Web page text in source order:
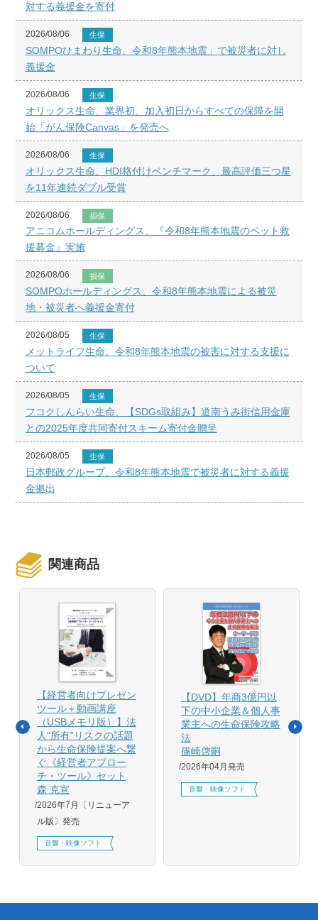
対する義援金を寄付
2026/08/06 生保
SOMPOひまわり生命、令和8年熊本地震」で被災者に対し
義援金
2026/08/06 生保
オリックス生命、業界初、加入初日からすべての保障を開
始「がん保険Canvas」を発売へ
2026/08/06 生保
オリックス生命、HDI格付けベンチマーク、最高評価三つ星
を11年連続ダブル受賞
2026/08/06 損保
アニコムホールディングス、『令和8年熊本地震のペット救
援募金』実施
2026/08/06 損保
SOMPOホールディングス、令和8年熊本地震による被災
地・被災者へ義援金寄付
2026/08/05 生保
メットライフ生命、令和8年熊本地震の被害に対する支援に
ついて
2026/08/05 生保
フコクしんらい生命、【SDGs取組み】道南うみ街信用金庫
との2025年度共同寄付スキーム寄付金贈呈
2026/08/05 生保
日本郵政グループ、令和8年熊本地震で被災者に対する義援
金拠出
関連商品
【経営者向けプレゼン
ツール＋動画講座
（USBメモリ版）】法
人“所有”リスクの話題
から生命保険提案へ繋
ぐ《経営者アプロー
チ・ツール》セット
森 克宣
2026年7月〔リニューア
ル版〕発売
音響・映像ソフト
【DVD】年商3億円以
下の中小企業＆個人事
業主への生命保険攻略
法
篠崎啓嗣
2026年04月発売
音響・映像ソフト